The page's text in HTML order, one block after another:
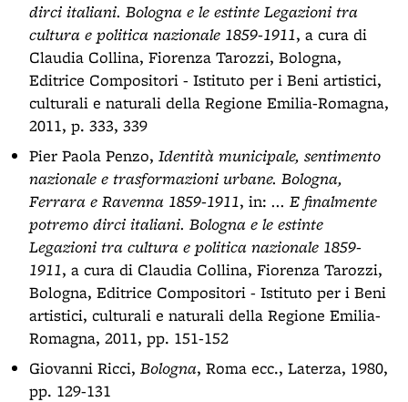
dirci italiani. Bologna e le estinte Legazioni tra
cultura e politica nazionale 1859-1911, a cura di
Claudia Collina, Fiorenza Tarozzi, Bologna,
Editrice Compositori - Istituto per i Beni artistici,
culturali e naturali della Regione Emilia-Romagna,
2011, p. 333, 339
Pier Paola Penzo, Identità municipale, sentimento
nazionale e trasformazioni urbane. Bologna,
Ferrara e Ravenna 1859-1911, in: ... E finalmente
potremo dirci italiani. Bologna e le estinte
Legazioni tra cultura e politica nazionale 1859-
1911, a cura di Claudia Collina, Fiorenza Tarozzi,
Bologna, Editrice Compositori - Istituto per i Beni
artistici, culturali e naturali della Regione Emilia-
Romagna, 2011, pp. 151-152
Giovanni Ricci, Bologna, Roma ecc., Laterza, 1980,
pp. 129-131